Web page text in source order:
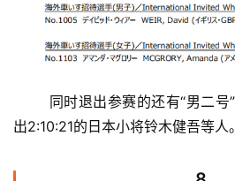
出2:10:21的日本小将铃木健吾等人。